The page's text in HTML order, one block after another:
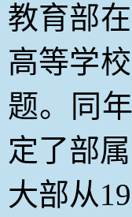
教育部
高等学
题。同
定了部
大部从